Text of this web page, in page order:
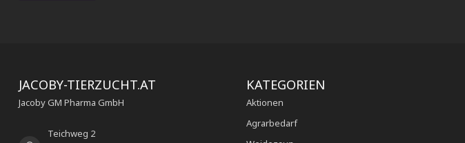
JACOBY-TIERZUCHT.AT
Jacoby GM Pharma GmbH
Teichweg 2
KATEGORIEN
Aktionen
Agrarbedarf